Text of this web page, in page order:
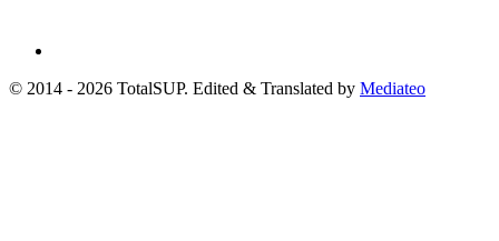
© 2014 - 2026 TotalSUP. Edited & Translated by Mediateo